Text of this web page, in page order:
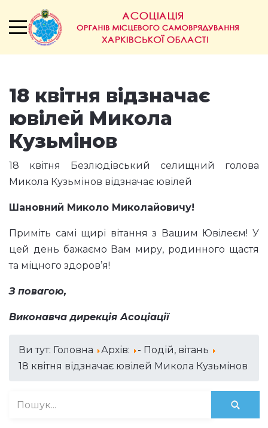
18 квітня відзначає
ювілей Микола
Кузьмінов
18 квітня Безлюдівський селищний голова
Микола Кузьмінов відзначає ювілей
Шановний Миколо Миколайовичу!
Приміть самі щирі вітання з Вашим Ювілеєм! У
цей день бажаємо Вам миру, родинного щастя
та міцного здоров’я!
З повагою,
Виконавча дирекція Асоціації
Ви тут: Головна Архів:
- Подій, вітань
18 квітня відзначає ювілей Микола Кузьмінов